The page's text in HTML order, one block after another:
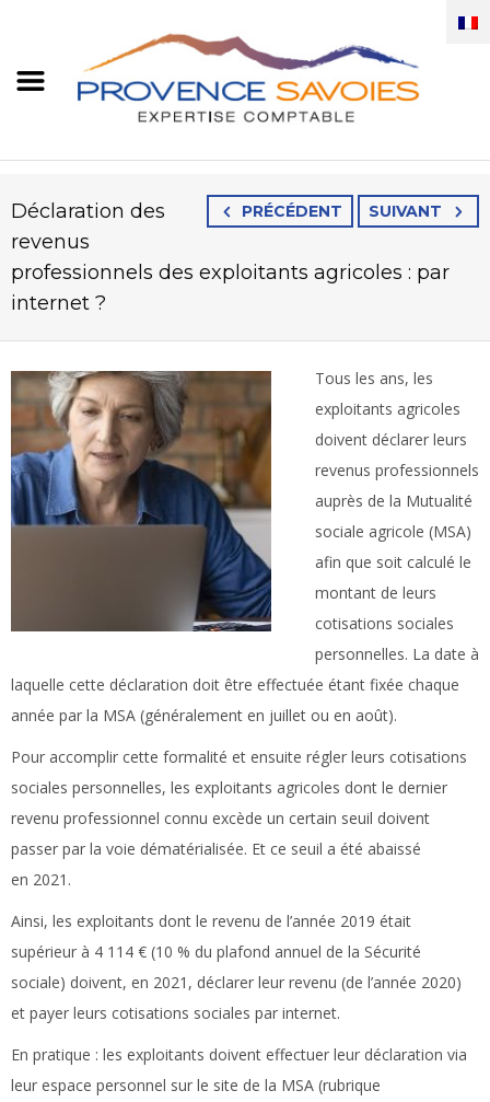
PRÉCÉDENT SUIVANT
Déclaration des
revenus
professionnels des exploitants agricoles : par
internet ?
Tous les ans, les
exploitants agricoles
doivent déclarer leurs
revenus professionnels
auprès de la Mutualité
sociale agricole (MSA)
afin que soit calculé le
montant de leurs
cotisations sociales
personnelles. La date à
laquelle cette déclaration doit être effectuée étant fixée chaque
année par la MSA (généralement en juillet ou en août).
Pour accomplir cette formalité et ensuite régler leurs cotisations
sociales personnelles, les exploitants agricoles dont le dernier
revenu professionnel connu excède un certain seuil doivent
passer par la voie dématérialisée. Et ce seuil a été abaissé
en 2021.
Ainsi, les exploitants dont le revenu de l’année 2019 était
supérieur à 4 114 € (10 % du plafond annuel de la Sécurité
sociale) doivent, en 2021, déclarer leur revenu (de l’année 2020)
et payer leurs cotisations sociales par internet.
En pratique : les exploitants doivent effectuer leur déclaration via
leur espace personnel sur le site de la MSA (rubrique